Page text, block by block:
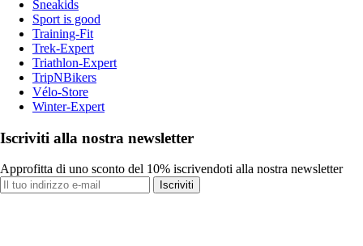
Sneakids
Sport is good
Training-Fit
Trek-Expert
Triathlon-Expert
TripNBikers
Vélo-Store
Winter-Expert
Iscriviti alla nostra newsletter
Approfitta di uno sconto del 10% iscrivendoti alla nostra newsletter
Iscriviti